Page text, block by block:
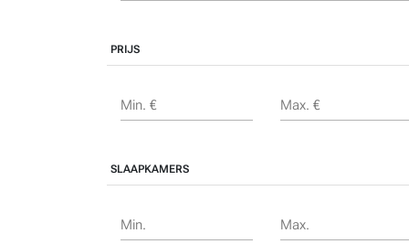
PRIJS
Min. € Max. €
SLAAPKAMERS
Min. Max.